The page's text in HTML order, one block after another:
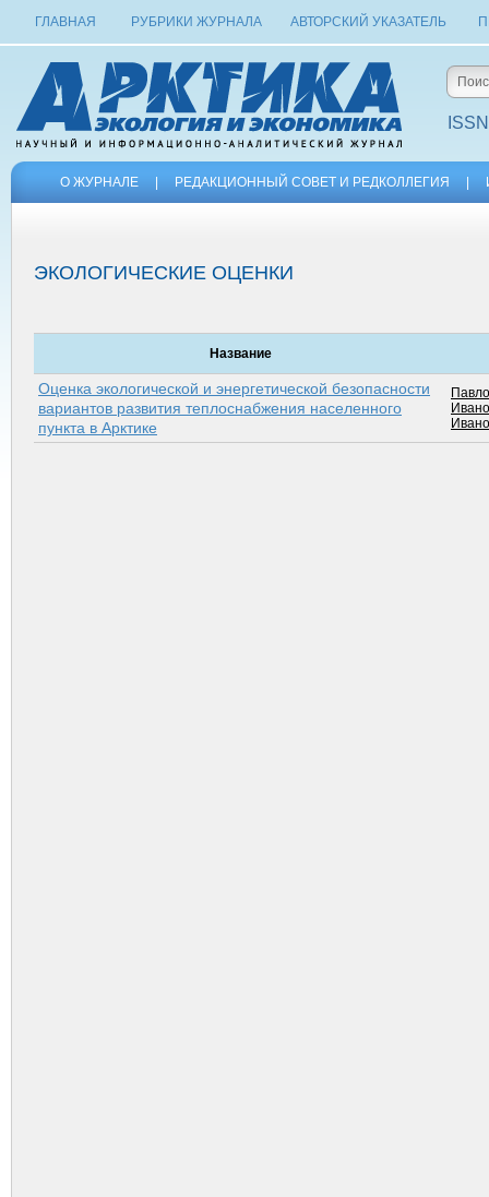
ГЛАВНАЯ РУБРИКИ ЖУРНАЛА АВТОРСКИЙ УКАЗАТЕЛЬ
О ЖУРНАЛЕ РЕДАКЦИОННЫЙ СОВЕТ И РЕДКОЛЛЕГИЯ
ЭКОЛОГИЧЕСКИЕ ОЦЕНКИ
Название
Оценка экологической и энергетической безопасности
вариантов развития теплоснабжения населенного
пункта в Арктике